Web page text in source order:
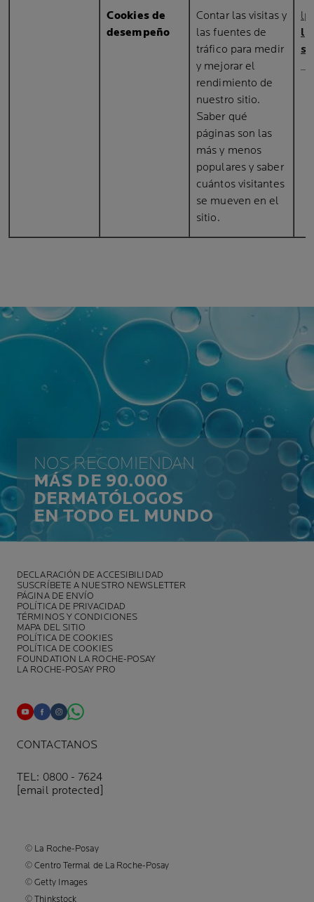
Cookies de
desempeño
Contar las visitas y
las fuentes de
tráfico para medir
y mejorar el
rendimiento de
nuestro sitio.
Saber qué
páginas son las
más y menos
populares y saber
cuántos visitantes
se mueven en el
sitio.
NOS RECOMIENDAN
MÁS DE 90.000
DERMATÓLOGOS
EN TODO EL MUNDO
DECLARACIÓN DE ACCESIBILIDAD
SUSCRÍBETE A NUESTRO NEWSLETTER
PÁGINA DE ENVÍO
POLÍTICA DE PRIVACIDAD
TÉRMINOS Y CONDICIONES
MAPA DEL SITIO
POLÍTICA DE COOKIES
POLÍTICA DE COOKIES
FOUNDATION LA ROCHE-POSAY
LA ROCHE-POSAY PRO
CONTACTANOS
TEL: 0800 - 7624
[email protected]
© La Roche-Posay
© Centro Termal de La Roche-Posay
© Getty Images
© Thinkstock